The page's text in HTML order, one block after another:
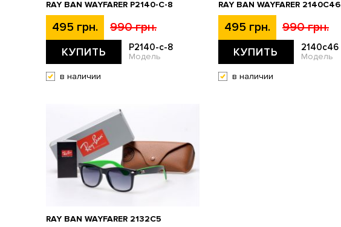
RAY BAN WAYFARER P2140-C-8
495 грн. 990 грн.
КУПИТЬ P2140-c-8
Модель
в наличии
RAY BAN WAYFARER 2140C46
495 грн. 990 грн.
КУПИТЬ 2140c46
Модель
в наличии
RAY BAN WAYFARER 2132C5